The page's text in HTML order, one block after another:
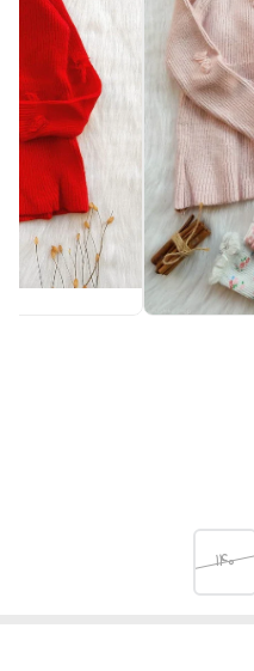
۱۴۰